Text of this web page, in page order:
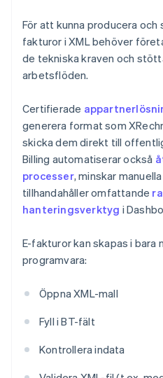
För att kunna producera
fakturor i XML behöver
de tekniska kraven och
arbetsflöden.
Certifierade
generera format som
skicka dem direkt till
Billing automatiserar också
processer, minskar
tillhandahåller omfattande
hanteringsverktyg i
E-fakturor kan skapas i bara
programvara:
Öppna XML-mall
Fyll i BT-fält
Kontrollera indata